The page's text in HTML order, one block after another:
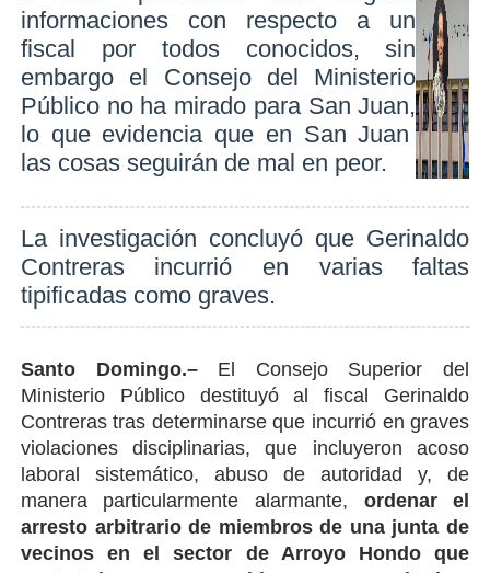
informaciones con respecto a un
fiscal por todos conocidos, sin
embargo el Consejo del Ministerio
Público no ha mirado para San Juan,
lo que evidencia que en San Juan
las cosas seguirán de mal en peor.
La investigación concluyó que Gerinaldo
Contreras incurrió en varias faltas
tipificadas como graves.
Santo Domingo.–El Consejo Superior del
Ministerio Público destituyó al fiscal Gerinaldo
Contreras tras determinarse que incurrió en graves
violaciones disciplinarias, que incluyeron acoso
laboral sistemático, abuso de autoridad y, de
manera particularmente alarmante, ordenar el
arresto arbitrario de miembros de una junta de
vecinos en el sector de Arroyo Hondo que